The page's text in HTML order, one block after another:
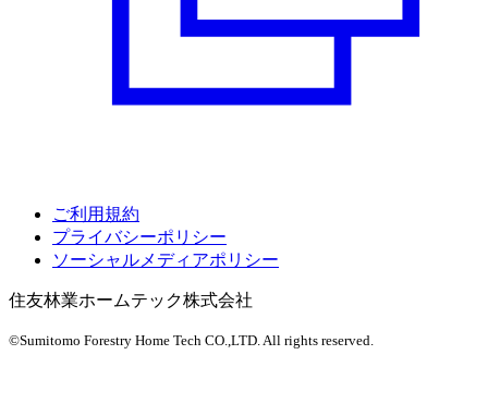
ご利用規約
プライバシーポリシー
ソーシャルメディアポリシー
住友林業ホームテック株式会社
©Sumitomo Forestry Home Tech CO.,LTD.All rights reserved.